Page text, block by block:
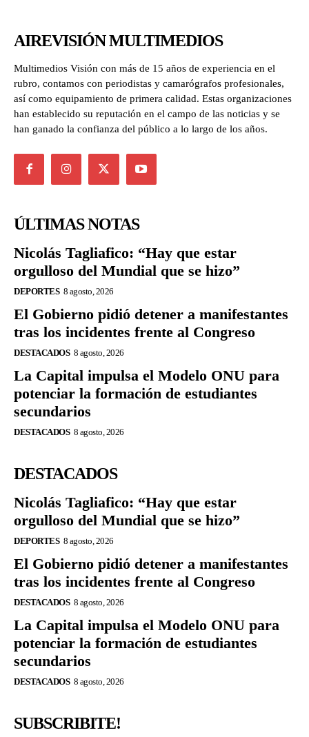
AIREVISIÓN MULTIMEDIOS
Multimedios Visión con más de 15 años de experiencia en el
rubro, contamos con periodistas y camarógrafos profesionales,
así como equipamiento de primera calidad. Estas organizaciones
han establecido su reputación en el campo de las noticias y se
han ganado la confianza del público a lo largo de los años.
ÚLTIMAS NOTAS
Nicolás Tagliafico: “Hay que estar
orgulloso del Mundial que se hizo”
DEPORTES 8 agosto, 2026
El Gobierno pidió detener a manifestantes
tras los incidentes frente al Congreso
DESTACADOS 8 agosto, 2026
La Capital impulsa el Modelo ONU para
potenciar la formación de estudiantes
secundarios
DESTACADOS 8 agosto, 2026
DESTACADOS
Nicolás Tagliafico: “Hay que estar
orgulloso del Mundial que se hizo”
DEPORTES 8 agosto, 2026
El Gobierno pidió detener a manifestantes
tras los incidentes frente al Congreso
DESTACADOS 8 agosto, 2026
La Capital impulsa el Modelo ONU para
potenciar la formación de estudiantes
secundarios
DESTACADOS 8 agosto, 2026
SUBSCRIBITE!